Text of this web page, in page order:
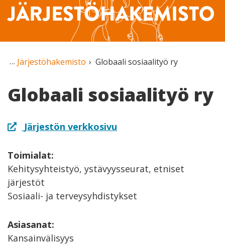
JÄRJESTÖHAKEMISTO
Järjestöhakemisto Globaali sosiaalityö ry
Globaali sosiaalityö ry
Järjestön verkkosivu
Toimialat:
Kehitysyhteistyö, ystävyysseurat, etniset
järjestöt
Sosiaali- ja terveysyhdistykset
Asiasanat:
Kansainvälisyys